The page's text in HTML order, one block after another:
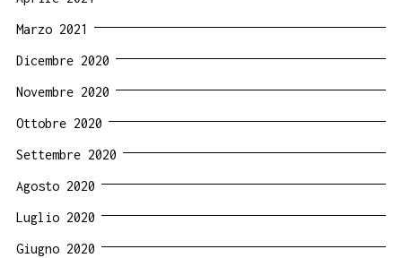
Marzo 2021
Dicembre 2020
Novembre 2020
Ottobre 2020
Settembre 2020
Agosto 2020
Luglio 2020
Giugno 2020